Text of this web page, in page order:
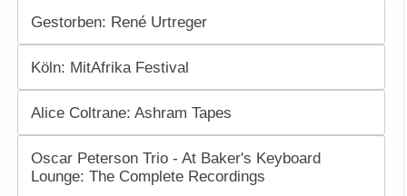
Gestorben: René Urtreger
Köln: MitAfrika Festival
Alice Coltrane: Ashram Tapes
Oscar Peterson Trio - At Baker's Keyboard
Lounge: The Complete Recordings